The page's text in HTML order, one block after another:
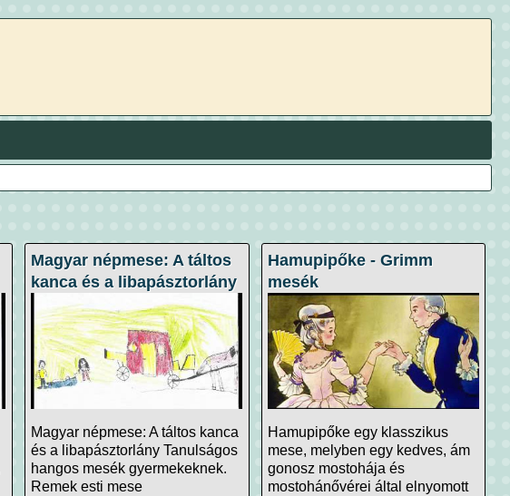
Magyar népmese: A táltos
kanca és a libapásztorlány
Magyar népmese: A táltos kanca
és a libapásztorlány Tanulságos
hangos mesék gyermekeknek.
Remek esti mese
Hamupipőke - Grimm
mesék
Hamupipőke egy klasszikus
mese, melyben egy kedves, ám
gonosz mostohája és
mostohánővérei által elnyomott